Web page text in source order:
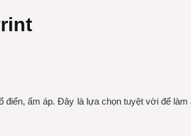
điển, ấm áp. Đây là lựa chọn tuyệt vời để